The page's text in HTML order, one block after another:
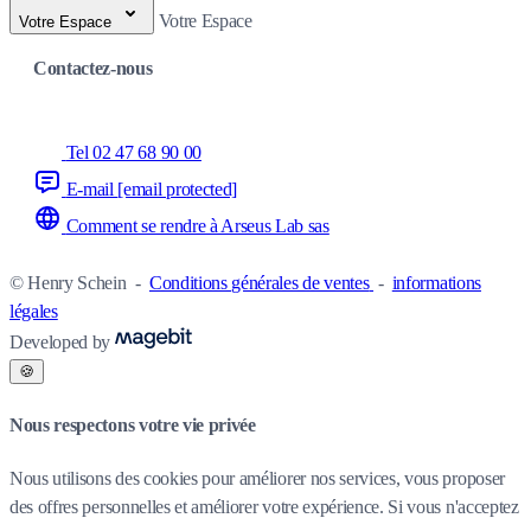
Votre Espace Votre Espace
Contactez-nous
Tel 02 47 68 90 00
E-mail [email protected]
Comment se rendre à Arseus Lab sas
© Henry Schein - Conditions générales de ventes - informations
légales
Developed by
🍪
Nous respectons votre vie privée
Nous utilisons des cookies pour améliorer nos services, vous proposer
des offres personnelles et améliorer votre expérience. Si vous n'acceptez